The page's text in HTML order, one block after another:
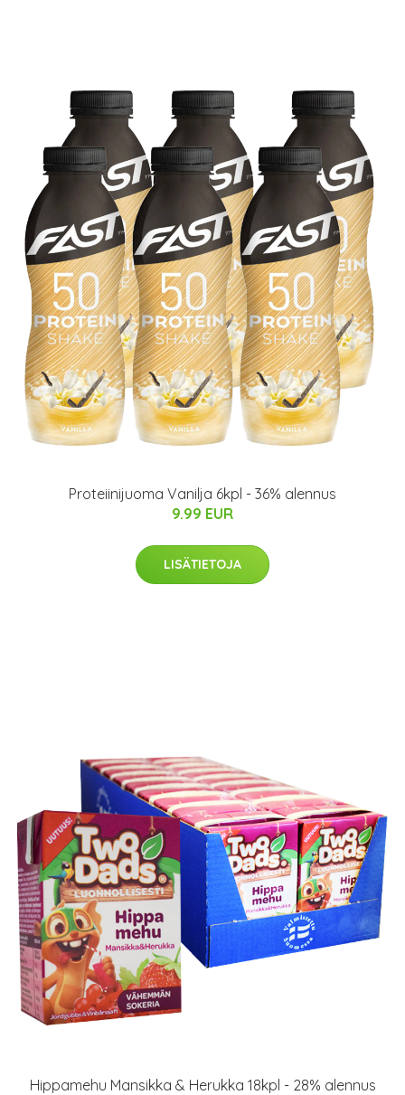
Proteiinijuoma Vanilja 6kpl - 36% alennus
9.99 EUR
LISÄTIETOJA
Hippamehu Mansikka & Herukka 18kpl - 28% alennus